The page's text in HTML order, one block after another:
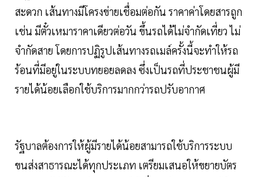
สะดวก เส้นทางมีโครงข่ายเชื่อมต่อกัน ราคาค่าโดยสารถูก
เช่น มีตั๋วเหมาราคาเดียวต่อวัน ขึ้นรถได้ไม่จำกัดเที่ยว ไม่
จำกัดสาย โดยการปฏิรูปเส้นทางรถเมล์ครั้งนี้จะทำให้รถ
ร้อนที่มีอยู่ในระบบทยอยลดลง ซึ่งเป็นรถที่ประชาชนผู้มี
รายได้น้อยเลือกใช้บริการมากกว่ารถปรับอากาศ
รัฐบาลต้องการให้ผู้มีรายได้น้อยสามารถใช้บริการระบบ
ขนส่งสาธารณะได้ทุกประเภท เตรียมเสนอให้ขยายบัตร